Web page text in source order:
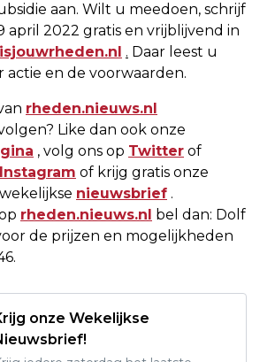
aan. Wilt u meedoen, schrijf
april 2022 gratis en vrijblijvend in
. Daar leest u
actie en de voorwaarden.
rheden.nieuws.nl
Like dan ook onze
, volg ons op Twitter of
Instagram of krijg gratis onze
nieuwsbrief .
rheden.nieuws.nl bel dan: Dolf
de prijzen en mogelijkheden
onze Wekelijkse